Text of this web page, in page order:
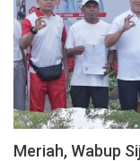
Meriah, Wabup